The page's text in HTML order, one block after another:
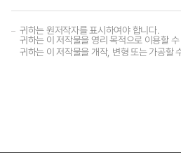
귀하는 원저작자를 표시하여야 합니다.
귀하는 이 저작물을 영리 목적으로 이용할
귀하는 이 저작물을 개작, 변형 또는 가공할